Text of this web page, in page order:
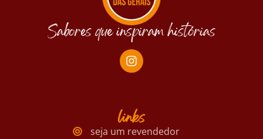
Sabores que inspiram histórias
links
seja um revendedor